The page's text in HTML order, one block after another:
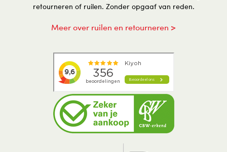
retourneren of ruilen. Zonder opgaaf van reden.
Meer over ruilen en retourneren >